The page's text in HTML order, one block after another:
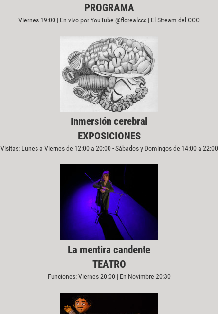
PROGRAMA
Viernes 19:00 | En vivo por YouTube @florealccc | El Stream del CCC
Inmersión cerebral
EXPOSICIONES
Visitas: Lunes a Viernes de 12:00 a 20:00 - Sábados y Domingos de 14:00 a 22:00
La mentira candente
TEATRO
Funciones: Viernes 20:00 | En Novimbre 20:30